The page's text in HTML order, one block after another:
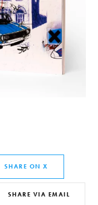
SHARE ON X
SHARE VIA EMAIL